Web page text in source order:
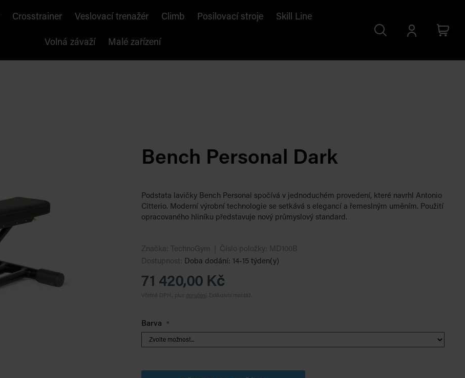
Crosstrainer Veslovací trenažér Climb Posilovací stroje Skill Line
Volná závaží Malé zařízení
Search
Přihlásit
Cart
Bench Personal Dark
Podstata lavičky Bench Personal spočívá v jednoduchém provedení, které navrhl Antonio
Citterio. Moderní výrobní technologie se setkává s elegancí a řemeslným uměním. Použití
opracovaného hliníku představuje nový průmyslový standard.
Značka: TechnoGym Číslo položky:
MD100B
Dostupnost: Doba dodání: 14-15 týden(y)
71 420,00 Kč
Včetně DPH., plus doručení Exkluzivní montáž.
Barva